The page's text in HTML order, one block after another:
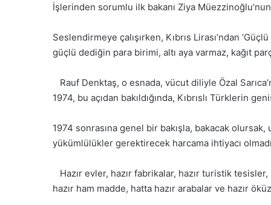
İşlerinden sorumlu ilk bakanı Ziya
Seslendirmeye çalışırken, Kıbrıs Lirası’ndan
güçlü dediğin para birimi, altı aya varmaz, kağıt
Rauf Denktaş, o esnada, vücut diliyle Özal
1974, bu açıdan bakıldığında, Kıbrıslı Türklerin
1974 sonrasına genel bir bakışla, bakacak
yükümlülükler gerektirecek harcama ihtiyacı
Hazır evler, hazır fabrikalar, hazır turistik
hazır ham madde, hatta hazır arabalar ve hazır